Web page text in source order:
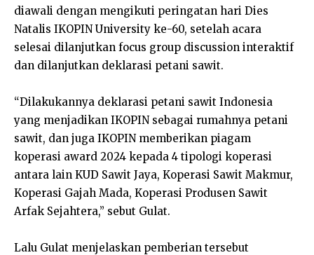
diawali dengan mengikuti peringatan hari Dies
Natalis IKOPIN University ke-60, setelah acara
selesai dilanjutkan focus group discussion interaktif
dan dilanjutkan deklarasi petani sawit.
“Dilakukannya deklarasi petani sawit Indonesia
yang menjadikan IKOPIN sebagai rumahnya petani
sawit, dan juga IKOPIN memberikan piagam
koperasi award 2024 kepada 4 tipologi koperasi
antara lain KUD Sawit Jaya, Koperasi Sawit Makmur,
Koperasi Gajah Mada, Koperasi Produsen Sawit
Arfak Sejahtera,” sebut Gulat.
Lalu Gulat menjelaskan pemberian tersebut